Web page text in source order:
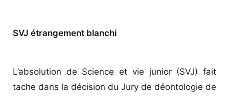
SVJ étrangement blanchi
L’absolution de Science et vie junior (SVJ) fait
tache dans la décision du Jury de déontologie de